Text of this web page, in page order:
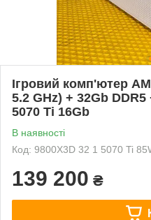
Ігровий комп'ютер
5.2 GHz) + 32Gb
5070 Ti 16Gb
В наявності
Код: 9800X3D 32 1 5070 Ti
139 200 ₴